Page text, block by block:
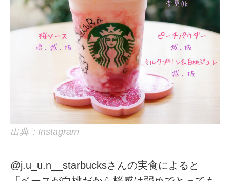
出典：Instagram
@j.u_u.n__starbucksさんの実食によると